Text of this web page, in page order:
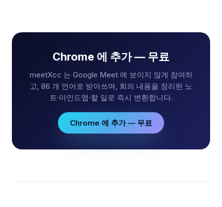
Chrome 에 추가 — 무료
meetXcc 는 Google Meet 에 보이지 않게 참여하
고, 86 개 언어로 받아쓰며, 회의 내용을 정리된 노
트·마인드맵·할 일로 즉시 변환합니다.
Chrome 에 추가 — 무료